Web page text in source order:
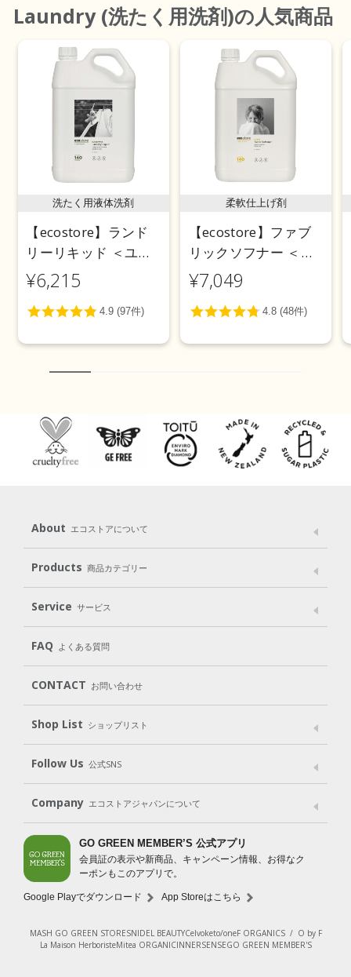
レビュー評価が高い順
人気順
Laundry (洗たく用洗剤)の人気商品
洗たく用液体洗剤
【ecostore】ランド
リーリキッド ＜ユー
カリ＞ 5L
¥6,215
柔軟仕上げ剤
【ecostore】ファブ
リックソフナー ＜シ
トラス＞ 5L
¥7,049
About エコストアについて
メッセージ ブランドストーリー
パッケージへのこだわり
動物実験をしない
Products 商品カテゴリー
Laundry
Cleaning Baby Kids
Body（ボディ） Hair（ヘア） Oral care（オーラルケア）
Goods （グッズ）
Gift set
Service サービス
User Guide
Subscription（定期便）
FAQ よくある質問
CONTACT お問い合わせ
Shop List ショップリスト
Shop List
Follow Us 公式SNS
LINE＠ Instagram Facebook
Company エコストアジャパンについて
会社案内 ご利用規約
プライバシーポリシー
特定商取引法に基づく表示
免責事項
法人会員サービス
New Zealand Site
GO GREEN MEMBER’S 公式アプリ
会員証の表示や新商品、キャンペーン情報、お得なク
ーポンもこのアプリで。
Google Playでダウンロード App Storeはこちら
MASH GO GREEN STORESNIDEL BEAUTYCelvoketo/oneF ORGANICS/ O by F
La Maison HerboristeMitea ORGANICINNERSENSEGO GREEN MEMBER'S